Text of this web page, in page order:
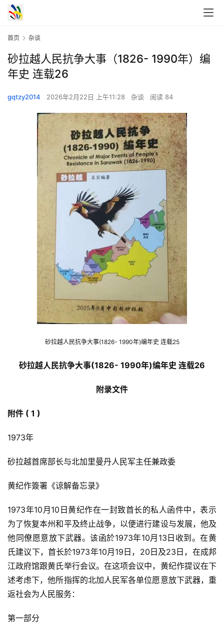
首页 杂谈
砂拉越人民抗争大事（1826- 1990年）编
年史 连载26
gqtzy2014 2026年2月22日 上午11:28 杂谈 阅读 84
砂拉越人民抗争大事(1826- 1990年)编年史 连载25
砂拉越人民抗争大事(1826- 1990年)编年史 连载26
附录文件
附件 ( 1 )
1973年
砂拉越首席部长与北加里曼丹人民军主任兼政委
黄纪作簽署《谅解备忘录》
1973年10月10日黄纪作在一封致首长的私人函件中，表示
为了恢复本州和平及终止战争，以便进行建设与发展，他及
他同僚愿意放下武器。该函於1973年10月13日收到。在黄
氏建议下，首长於1973年10月19日，20日及23日，在成邦
江政府馆跟黄氏举行会议。在这项会议中，黄纪作提议在下
述考虑下，他所指挥的北加人民军各单位愿意放下武器，重
返社会为人民服务：
第一部分